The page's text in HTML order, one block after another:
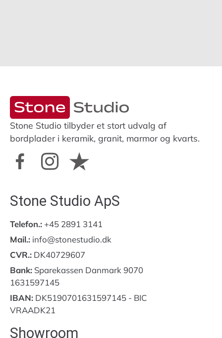
Stone Studio tilbyder et stort udvalg af
bordplader i keramik, granit, marmor og kvarts.
Stone Studio ApS
Telefon.: +45 2891 3141
Mail.: info@stonestudio.dk
CVR.: DK40729607
Bank: Sparekassen Danmark 9070
1631597145
IBAN: DK5190701631597145 - BIC
VRAADK21
Showroom